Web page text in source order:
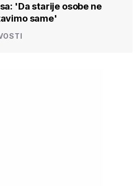
'Da starije osobe ne
same'